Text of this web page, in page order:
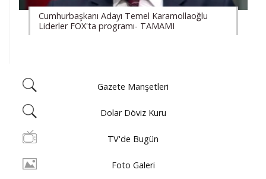
Cumhurbaşkanı Adayı Temel Karamollaoğlu
Liderler FOX'ta programı- TAMAMI
Gazete Manşetleri
Dolar Döviz Kuru
TV'de Bugün
Foto Galeri